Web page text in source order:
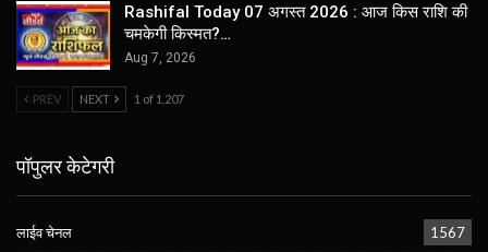
Rashifal Today 07 अगस्त 2026 : आज किस राशि की
चमकेगी किस्मत?…
Aug 7, 2026
PREV NEXT 1 of 1,207
पॉपुलर केटेगरी
लाईव चेनल 1567